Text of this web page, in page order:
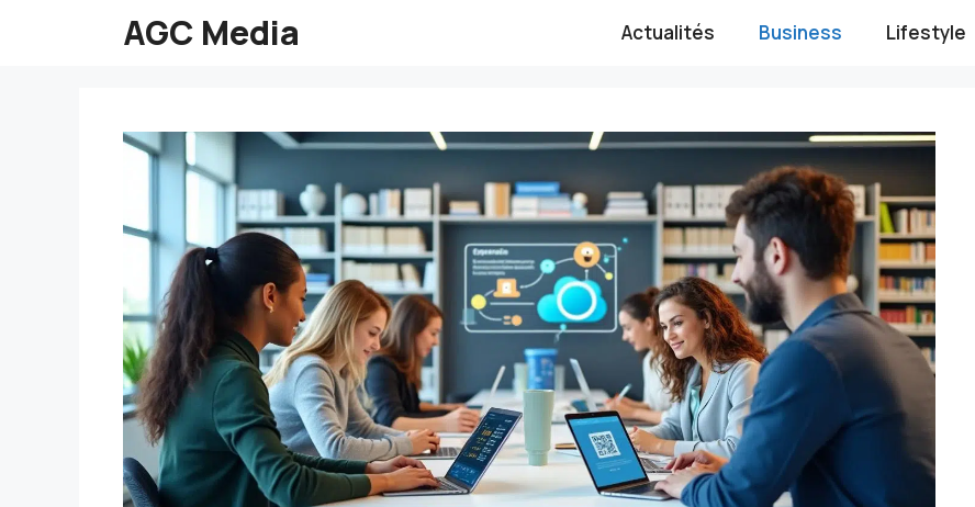
AGC Media Actualités Business Lifestyle